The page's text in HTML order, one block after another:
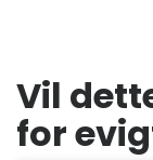
Vil
for